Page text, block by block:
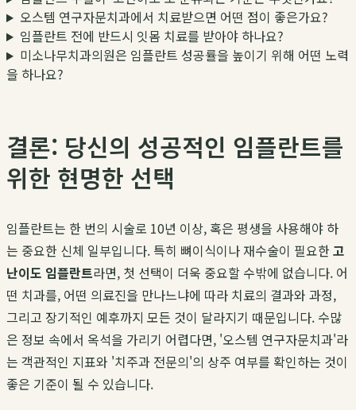
오스템 연구자문치과에서 치료받으면 어떤 점이 좋은가요?
임플란트 전에 반드시 잇몸 치료를 받아야 하나요?
미소나무치과의원은 임플란트 성공률을 높이기 위해 어떤 노력
을 하나요?
결론: 당신의 성공적인 임플란트를
위한 현명한 선택
임플란트는 한 번의 시술로 10년 이상, 혹은 평생을 사용해야 하
는 중요한 신체 일부입니다. 특히 뼈이식이나 재수술이 필요한고
난이도 임플란트라면, 첫 선택이 더욱 중요할 수밖에 없습니다. 어
떤 치과를, 어떤 의료진을 만나느냐에 따라 치료의 결과와 과정,
그리고 장기적인 예후까지 모든 것이 달라지기 때문입니다. 수많
은 정보 속에서 옥석을 가리기 어렵다면, '오스템 연구자문치과'라
는 객관적인 지표와 '치주과 전문의'의 상주 여부를 확인하는 것이
좋은 기준이 될 수 있습니다.